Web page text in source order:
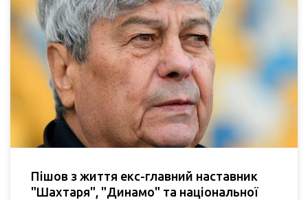
Пішов з життя екс-главний наставник
"Шахтаря", "Динамо" та національної